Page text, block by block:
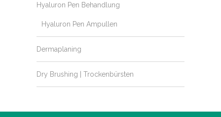
Hyaluron Pen Behandlung
Hyaluron Pen Ampullen
Dermaplaning
Dry Brushing | Trockenbürsten